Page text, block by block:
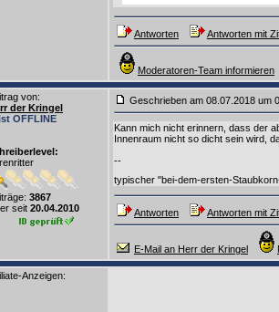
Antworten Antworten mit
Moderatoren-Team informieren
von:
der Kringel
OFFLINE
3867
seit 20.04.2010
Geschrieben am 08.07.2018 um
Kann mich nicht erinnern, dass der
Innenraum nicht so dicht sein wird,
--
typischer "bei-dem-ersten-
Antworten Antworten mit
E-Mail an Herr der Kringel
Anzeigen: